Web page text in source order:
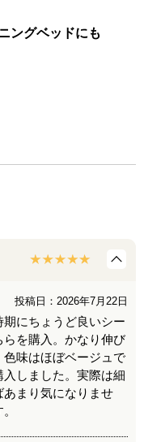
ングベッドにも
投稿日：2026年7月22日
にちょうど良いシー
を購入。かなり伸び
味はほぼベージュで
しました。実際は細
まり気になりませ